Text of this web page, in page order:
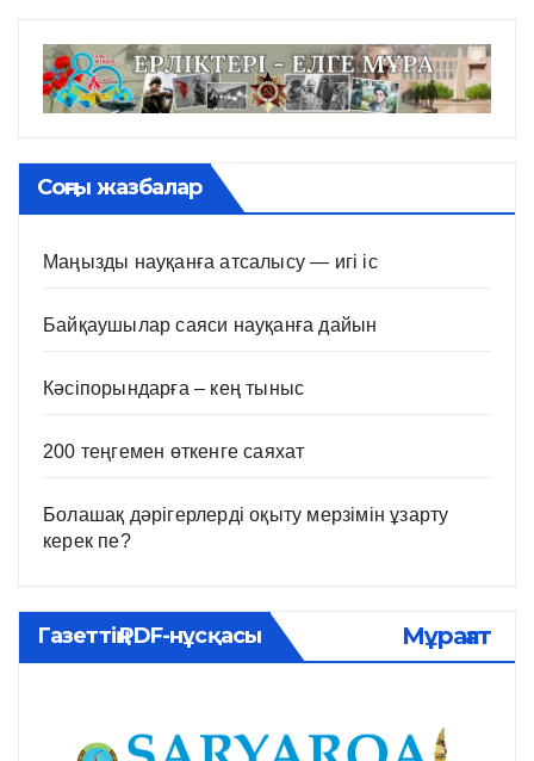
Соңғы жазбалар
Маңызды науқанға атсалысу — игі іс
Байқаушылар саяси науқанға дайын
Кәсіпорындарға – кең тыныс
200 теңгемен өткенге саяхат
Болашақ дәрігерлерді оқыту мерзімін ұзарту
керек пе?
Газеттің PDF-нұсқасы Мұрағат